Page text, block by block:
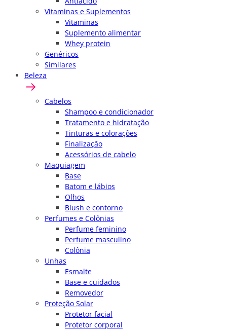
Vitaminas e Suplementos
Vitaminas
Suplemento alimentar
Whey protein
Genéricos
Similares
Beleza
Cabelos
Shampoo e condicionador
Tratamento e hidratação
Tinturas e colorações
Finalização
Acessórios de cabelo
Maquiagem
Base
Batom e lábios
Olhos
Blush e contorno
Perfumes e Colônias
Perfume feminino
Perfume masculino
Colônia
Unhas
Esmalte
Base e cuidados
Removedor
Proteção Solar
Protetor facial
Protetor corporal